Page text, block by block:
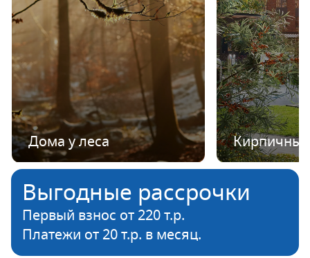
Дома у леса
Выгодные рассрочки
Первый взнос от 220 т.р.
Платежи от 20 т.р. в месяц.